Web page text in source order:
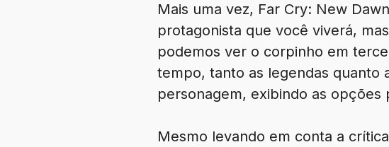
Mais uma vez, Far Cry: New
protagonista que você viverá,
podemos ver o corpinho em
tempo, tanto as legendas quanto
personagem, exibindo as
Mesmo levando em conta a